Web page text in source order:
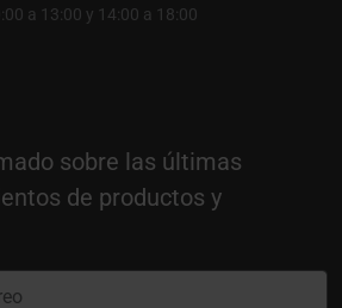
a 13:00 y 14:00 a 18:00
sobre las últimas
de productos y